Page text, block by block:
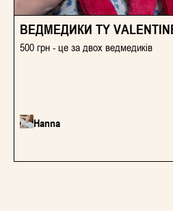
ВЕДМЕДИКИ TY
500 грн - це за двох ведмедиків
Hanna